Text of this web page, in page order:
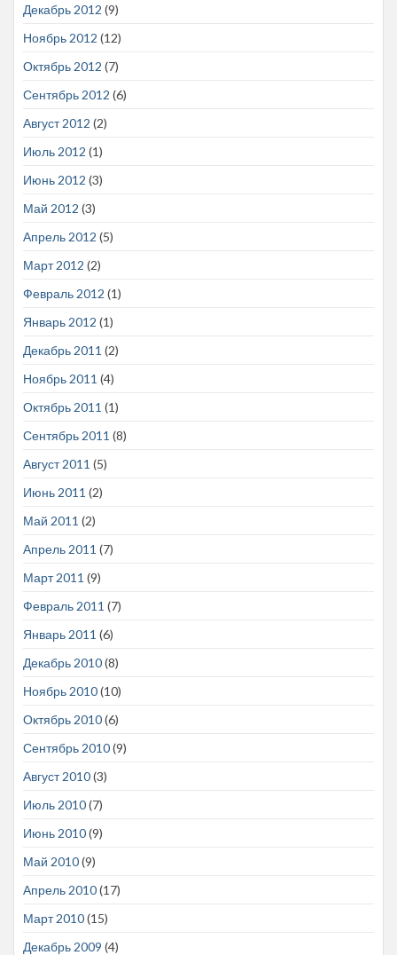
Декабрь 2012 (9)
Ноябрь 2012 (12)
Октябрь 2012 (7)
Сентябрь 2012 (6)
Август 2012 (2)
Июль 2012 (1)
Июнь 2012 (3)
Май 2012 (3)
Апрель 2012 (5)
Март 2012 (2)
Февраль 2012 (1)
Январь 2012 (1)
Декабрь 2011 (2)
Ноябрь 2011 (4)
Октябрь 2011 (1)
Сентябрь 2011 (8)
Август 2011 (5)
Июнь 2011 (2)
Май 2011 (2)
Апрель 2011 (7)
Март 2011 (9)
Февраль 2011 (7)
Январь 2011 (6)
Декабрь 2010(8)
Ноябрь 2010(10)
Октябрь 2010(6)
Сентябрь 2010(9)
Август 2010(3)
Июль 2010(7)
Июнь 2010(9)
Май 2010(9)
Апрель 2010(17)
Март 2010(15)
Декабрь 2009 (4)